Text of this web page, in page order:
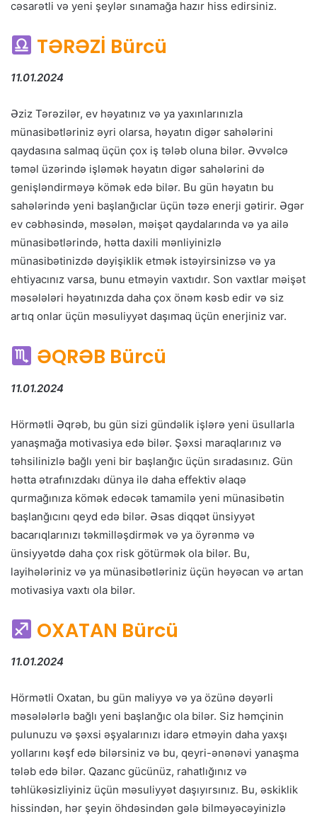
cəsarətli və yeni şeylər sınamağa hazır hiss edirsiniz.
TƏRƏZİ Bürcü
11.01.2024
Əziz Tərəzilər, ev həyatınız və ya yaxınlarınızla
münasibətləriniz əyri olarsa, həyatın digər sahələrini
qaydasına salmaq üçün çox iş tələb oluna bilər. Əvvəlcə
təməl üzərində işləmək həyatın digər sahələrini də
genişləndirməyə kömək edə bilər. Bu gün həyatın bu
sahələrində yeni başlanğıclar üçün təzə enerji gətirir. Əgər
ev cəbhəsində, məsələn, məişət qaydalarında və ya ailə
münasibətlərində, hətta daxili mənliyinizlə
münasibətinizdə dəyişiklik etmək istəyirsinizsə və ya
ehtiyacınız varsa, bunu etməyin vaxtıdır. Son vaxtlar məişət
məsələləri həyatınızda daha çox önəm kəsb edir və siz
artıq onlar üçün məsuliyyət daşımaq üçün enerjiniz var.
ƏQRƏB Bürcü
11.01.2024
Hörmətli Əqrəb, bu gün sizi gündəlik işlərə yeni üsullarla
yanaşmağa motivasiya edə bilər. Şəxsi maraqlarınız və
təhsilinizlə bağlı yeni bir başlanğıc üçün sıradasınız. Gün
hətta ətrafınızdakı dünya ilə daha effektiv əlaqə
qurmağınıza kömək edəcək tamamilə yeni münasibətin
başlanğıcını qeyd edə bilər. Əsas diqqət ünsiyyət
bacarıqlarınızı təkmilləşdirmək və ya öyrənmə və
ünsiyyətdə daha çox risk götürmək ola bilər. Bu,
layihələriniz və ya münasibətləriniz üçün həyəcan və artan
motivasiya vaxtı ola bilər.
OXATAN Bürcü
11.01.2024
Hörmətli Oxatan, bu gün maliyyə və ya özünə dəyərli
məsələlərlə bağlı yeni başlanğıc ola bilər. Siz həmçinin
pulunuzu və şəxsi əşyalarınızı idarə etməyin daha yaxşı
yollarını kəşf edə bilərsiniz və bu, qeyri-ənənəvi yanaşma
tələb edə bilər. Qazanc gücünüz, rahatlığınız və
təhlükəsizliyiniz üçün məsuliyyət daşıyırsınız. Bu, əskiklik
hissindən, hər şeyin öhdəsindən gələ bilməyəcəyinizlə